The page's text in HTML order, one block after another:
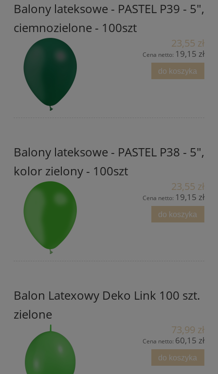
Balony lateksowe - PASTEL P39 - 5",
ciemnozielone - 100szt
23,55 zł
Cena netto: 19,15 zł
do koszyka
Balony lateksowe - PASTEL P38 - 5",
kolor zielony - 100szt
23,55 zł
Cena netto: 19,15 zł
do koszyka
Balon Latexowy Deko Link 100 szt.
zielone
73,99 zł
Cena netto: 60,15 zł
do koszyka